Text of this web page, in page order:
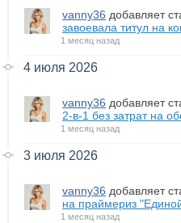
vanny36 добавляет
завоевала титул на
1 месяц назад
4 июля 2026
vanny36 добавляет
2-в-1 без затрат на
1 месяц назад
3 июля 2026
vanny36 добавляет
на праймериз "Единой
1 месяц назад